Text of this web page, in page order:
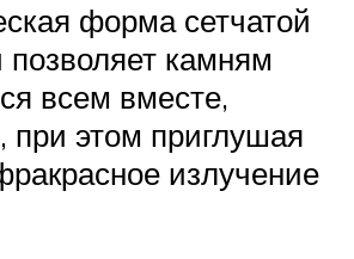
форма сетчатой
позволяет камням
всем вместе,
при этом приглушая
излучение